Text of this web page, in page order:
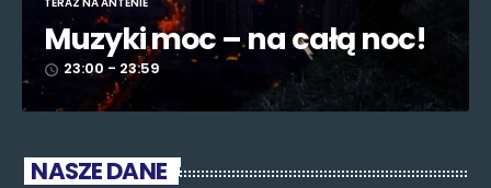
Muzyki moc – na całą noc!
access_time 23:00 - 23:59
NASZE DANE